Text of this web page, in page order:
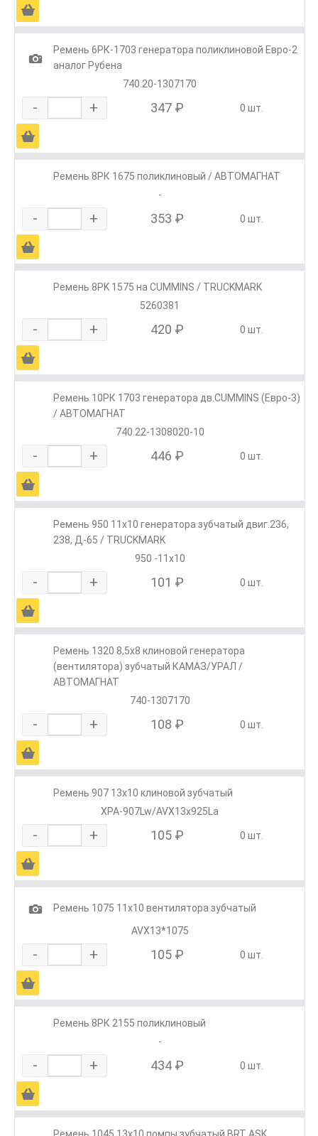
Ä
1
Ремень 6РК-1703 генератора поликлиновой Евро-2
аналог Рубена
740.20-1307170
- + 347 ₽ 0 шт.
Ä
Ремень 8РК 1675 поликлиновый / АВТОМАГНАТ
-
- + 353 ₽ 0 шт.
Ä
Ремень 8РK 1575 на CUMMINS / TRUCKMARK
5260381
- + 420 ₽ 0 шт.
Ä
Ремень 10РК 1703 генератора дв.CUMMINS (Евро-3)
/ АВТОМАГНАТ
740.22-1308020-10
- + 446 ₽ 0 шт.
Ä
Ремень 950 11х10 генератора зубчатый двиг.236,
238, Д-65 / TRUCKMARK
950 -11х10
- + 101 ₽ 0 шт.
Ä
Ремень 1320 8,5х8 клиновой генератора
(вентилятора) зубчатый КАМАЗ/УРАЛ /
АВТОМАГНАТ
740-1307170
- + 108 ₽ 0 шт.
Ä
Ремень 907 13х10 клиновой зубчатый
XPA-907Lw/AVX13х925La
- + 105 ₽ 0 шт.
Ä
1
Ремень 1075 11x10 вентилятора зубчатый
AVX13*1075
- + 105 ₽ 0 шт.
Ä
Ремень 8РК 2155 поликлиновый
-
- + 434 ₽ 0 шт.
Ä